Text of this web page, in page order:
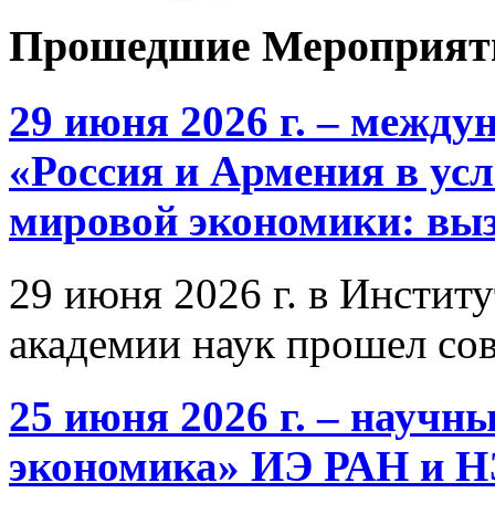
Прошедшие
29 июня 2026 г. –
«Россия и Армения в
мировой экономики:
29 июня 2026 г. в
академии наук прошел
25 июня 2026 г. –
экономика» ИЭ РАН и